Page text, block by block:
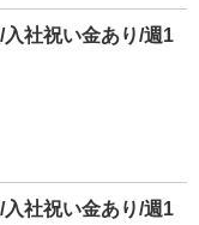
社祝い金あり/週1
社祝い金あり/週1